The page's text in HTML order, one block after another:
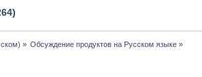
» Обсуждение продуктов на Русском языке »